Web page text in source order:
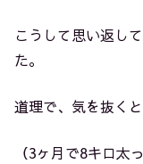
こうして思い返し
た。
道理で、気を抜く
（3ヶ月で8キロ太